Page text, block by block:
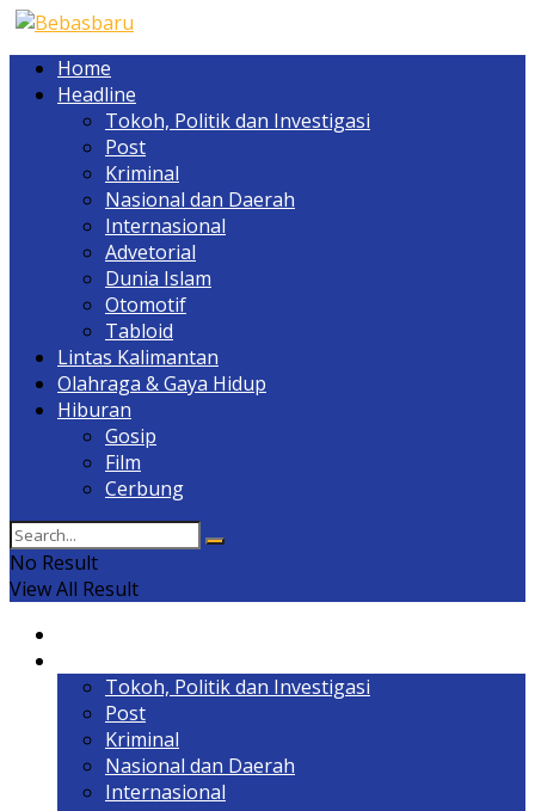
Home
Headline
Tokoh, Politik dan Investigasi
Post
Kriminal
Nasional dan Daerah
Internasional
Advetorial
Dunia Islam
Otomotif
Tabloid
Lintas Kalimantan
Olahraga & Gaya Hidup
Hiburan
Gosip
Film
Cerbung
No Result
View All Result
Tokoh, Politik dan Investigasi
Post
Kriminal
Nasional dan Daerah
Internasional